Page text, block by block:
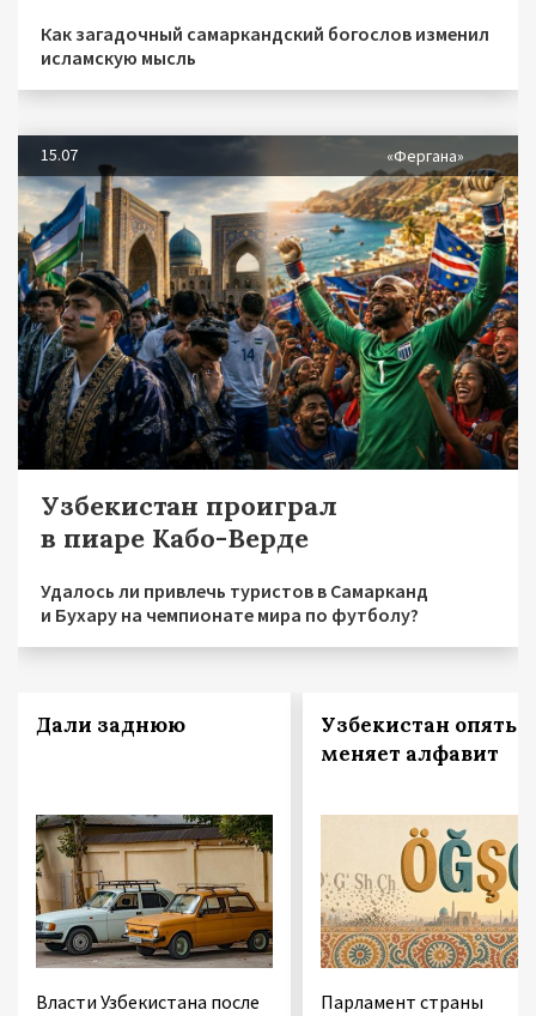
Как загадочный самаркандский богослов изменил
исламскую мысль
15.07 «Фергана»
Узбекистан проиграл
в пиаре Кабо-Верде
Удалось ли привлечь туристов в Самарканд
и Бухару на чемпионате мира по футболу?
Дали заднюю
Власти Узбекистана после
Узбекистан опять
меняет алфавит
Парламент страны